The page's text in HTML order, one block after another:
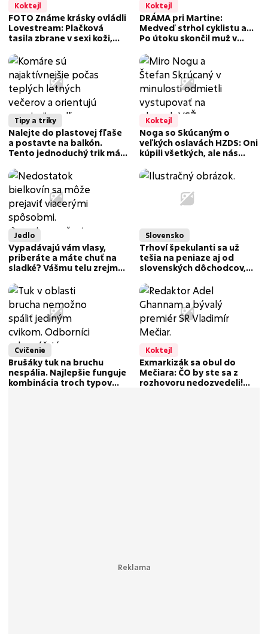
Koktejl
FOTO Známe krásky ovládli
Lovestream: Plačková
tasila zbrane v sexi koži,
nepoznanie!
Koktejl
DRÁMA pri Martine:
Medveď strhol cyklistu a...
Po útoku skončil muž v
Tipy a triky
Nalejte do plastovej fľaše
a postavte na balkón.
Tento jednoduchý trik má
leto
Koktejl
Noga so Skúcaným o
veľkých oslavách HZDS: Oni
kúpili všetkých, ale nás
nezlomili!
Jedlo
Vypadávajú vám vlasy,
priberáte a máte chuť na
sladké? Vášmu telu zrejme
Slovensko
Trhoví špekulanti sa už
tešia na peniaze aj od
slovenských dôchodcov,
odpustky
Cvičenie
Brušáky tuk na bruchu
nespália. Najlepšie funguje
kombinácia troch typov
Koktejl
Exmarkizák sa obul do
Mečiara: ČO by ste sa z
rozhovoru nedozvedeli!